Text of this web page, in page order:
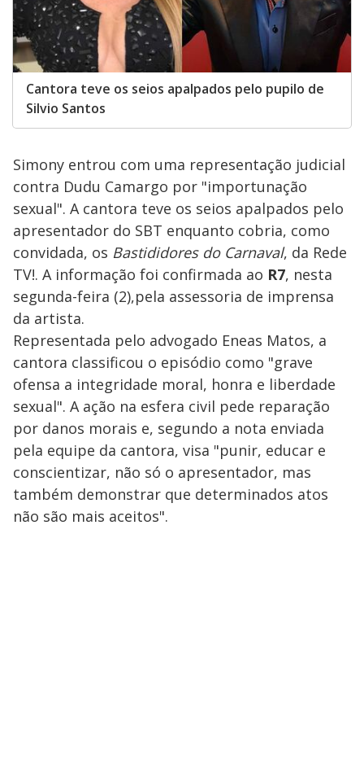
Cantora teve os seios apalpados pelo pupilo de
Silvio Santos
Simony entrou com uma representação judicial
contra Dudu Camargo por "importunação
sexual". A cantora teve os seios apalpados pelo
apresentador do SBT enquanto cobria, como
convidada, os Bastididores do Carnaval, da Rede
TV!. A informação foi confirmada ao R7, nesta
segunda-feira (2),pela assessoria de imprensa
da artista.
Representada pelo advogado Eneas Matos, a
cantora classificou o episódio como "grave
ofensa a integridade moral, honra e liberdade
sexual". A ação na esfera civil pede reparação
por danos morais e, segundo a nota enviada
pela equipe da cantora, visa "punir, educar e
conscientizar, não só o apresentador, mas
também demonstrar que determinados atos
não são mais aceitos".